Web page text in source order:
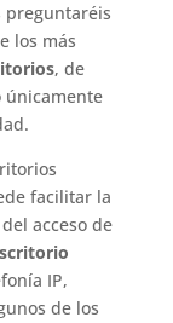
preguntaréis
los más
, de
únicamente
facilitar la
acceso de
IP,
de los